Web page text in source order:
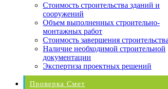
Стоимость строительства зданий и
сооружений
Объем выполненных строительно-
монтажных работ
Стоимость завершения строительства
Наличие необходимой строительной
документации
Экспертиза проектных решений
Проверка Смет